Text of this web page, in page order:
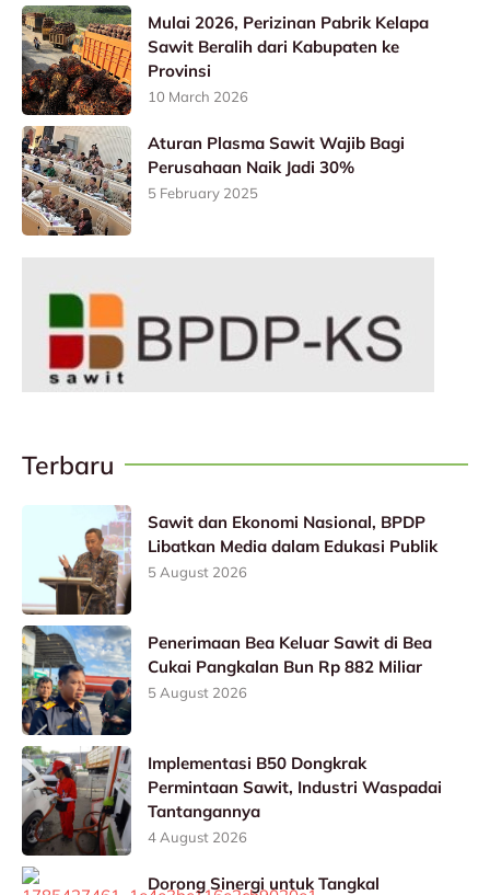
Mulai 2026, Perizinan Pabrik Kelapa
Sawit Beralih dari Kabupaten ke
Provinsi
10 March 2026
Aturan Plasma Sawit Wajib Bagi
Perusahaan Naik Jadi 30%
5 February 2025
Terbaru
Sawit dan Ekonomi Nasional, BPDP
Libatkan Media dalam Edukasi Publik
5 August 2026
Penerimaan Bea Keluar Sawit di Bea
Cukai Pangkalan Bun Rp 882 Miliar
5 August 2026
Implementasi B50 Dongkrak
Permintaan Sawit, Industri Waspadai
Tantangannya
4 August 2026
Dorong Sinergi untuk Tangkal